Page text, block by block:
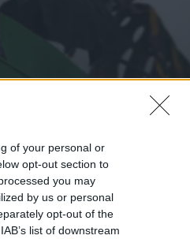
of your personal or
opt-out section to
you may
by us or personal
opt-out of the
list of downstream